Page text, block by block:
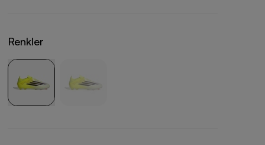
Renkler